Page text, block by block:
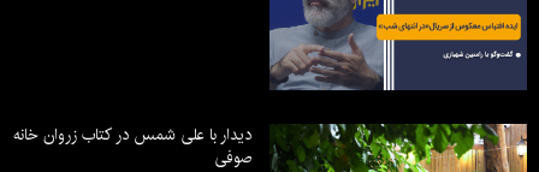
دیدار با علی شمس در کتاب زروان خانه
صوفی